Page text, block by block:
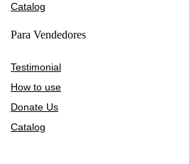
Catalog
Para Vendedores
Testimonial
How to use
Donate Us
Catalog